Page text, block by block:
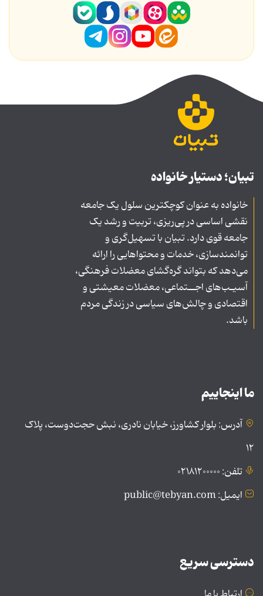
تبیان؛ دستیار خانواده
خانواده به عنوان کوچکترین سلول یک جامعه
نقشی اساسی در پی‌ریزی، تربیت و رشد یک
جامعه قوی دارد. تبیان با تسهیل‌گری و
توانمندسازی، خدمات و محتواهایی را ارائه
می‌دهد که بتواند گره‌گشای معضلات فرهنگی،
آسیـب‌های اجــتماعی، معضلات معیشتی و
اقتصادی و چالش‌های سیاسی در زندگی مردم
باشد.
ما اینجاییم
آدرس: بلوار کشاورز، خیابان نادری، نبش حجت‌دوست، پلاک
۱۲
تلفن: ۰۲۱۸۱۲۰۰۰۰۰
ایمیل: public@tebyan.com
دسترسی سریع